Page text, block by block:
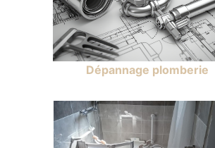
Dépannage plomberie